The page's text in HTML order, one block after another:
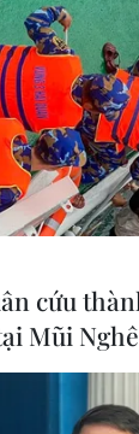
cứu
Mũi Nghê